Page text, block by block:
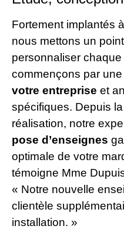
Fortement implantés
nous mettons un
personnaliser
commençons par une
votre entreprise et
spécifiques. Depuis
réalisation, notre
pose d’enseignes
optimale de votre
témoigne Mme
« Notre nouvelle
clientèle
installation. »